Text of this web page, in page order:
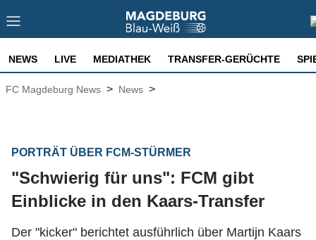
NEWS LIVE MEDIATHEK TRANSFER-GERÜCHTE
FC Magdeburg News > News >
PORTRÄT ÜBER FCM-STÜRMER
"Schwierig für uns": FCM gibt
Einblicke in den Kaars-Transfer
Der "kicker" berichtet ausführlich über Martijn Kaars